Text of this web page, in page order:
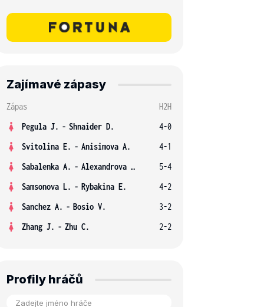
Zajímavé zápasy
Zápas
H2H
Pegula J. - Shnaider D.
4-0
Svitolina E. - Anisimova A.
4-1
Sabalenka A. - Alexandrova E.
5-4
Samsonova L. - Rybakina E.
4-2
Sanchez A. - Bosio V.
3-2
Zhang J. - Zhu C. 2-2
Profily hráčů